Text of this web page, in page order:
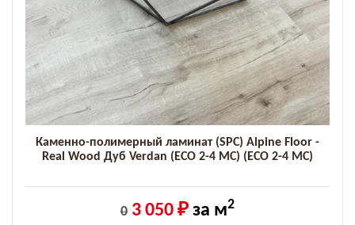
Каменно-полимерный ламинат (SPC) Alpine Floor -
Real Wood Дуб Verdan (ECO 2-4 MC) (ECO 2-4 MC)
0 3 050 ₽ за м2